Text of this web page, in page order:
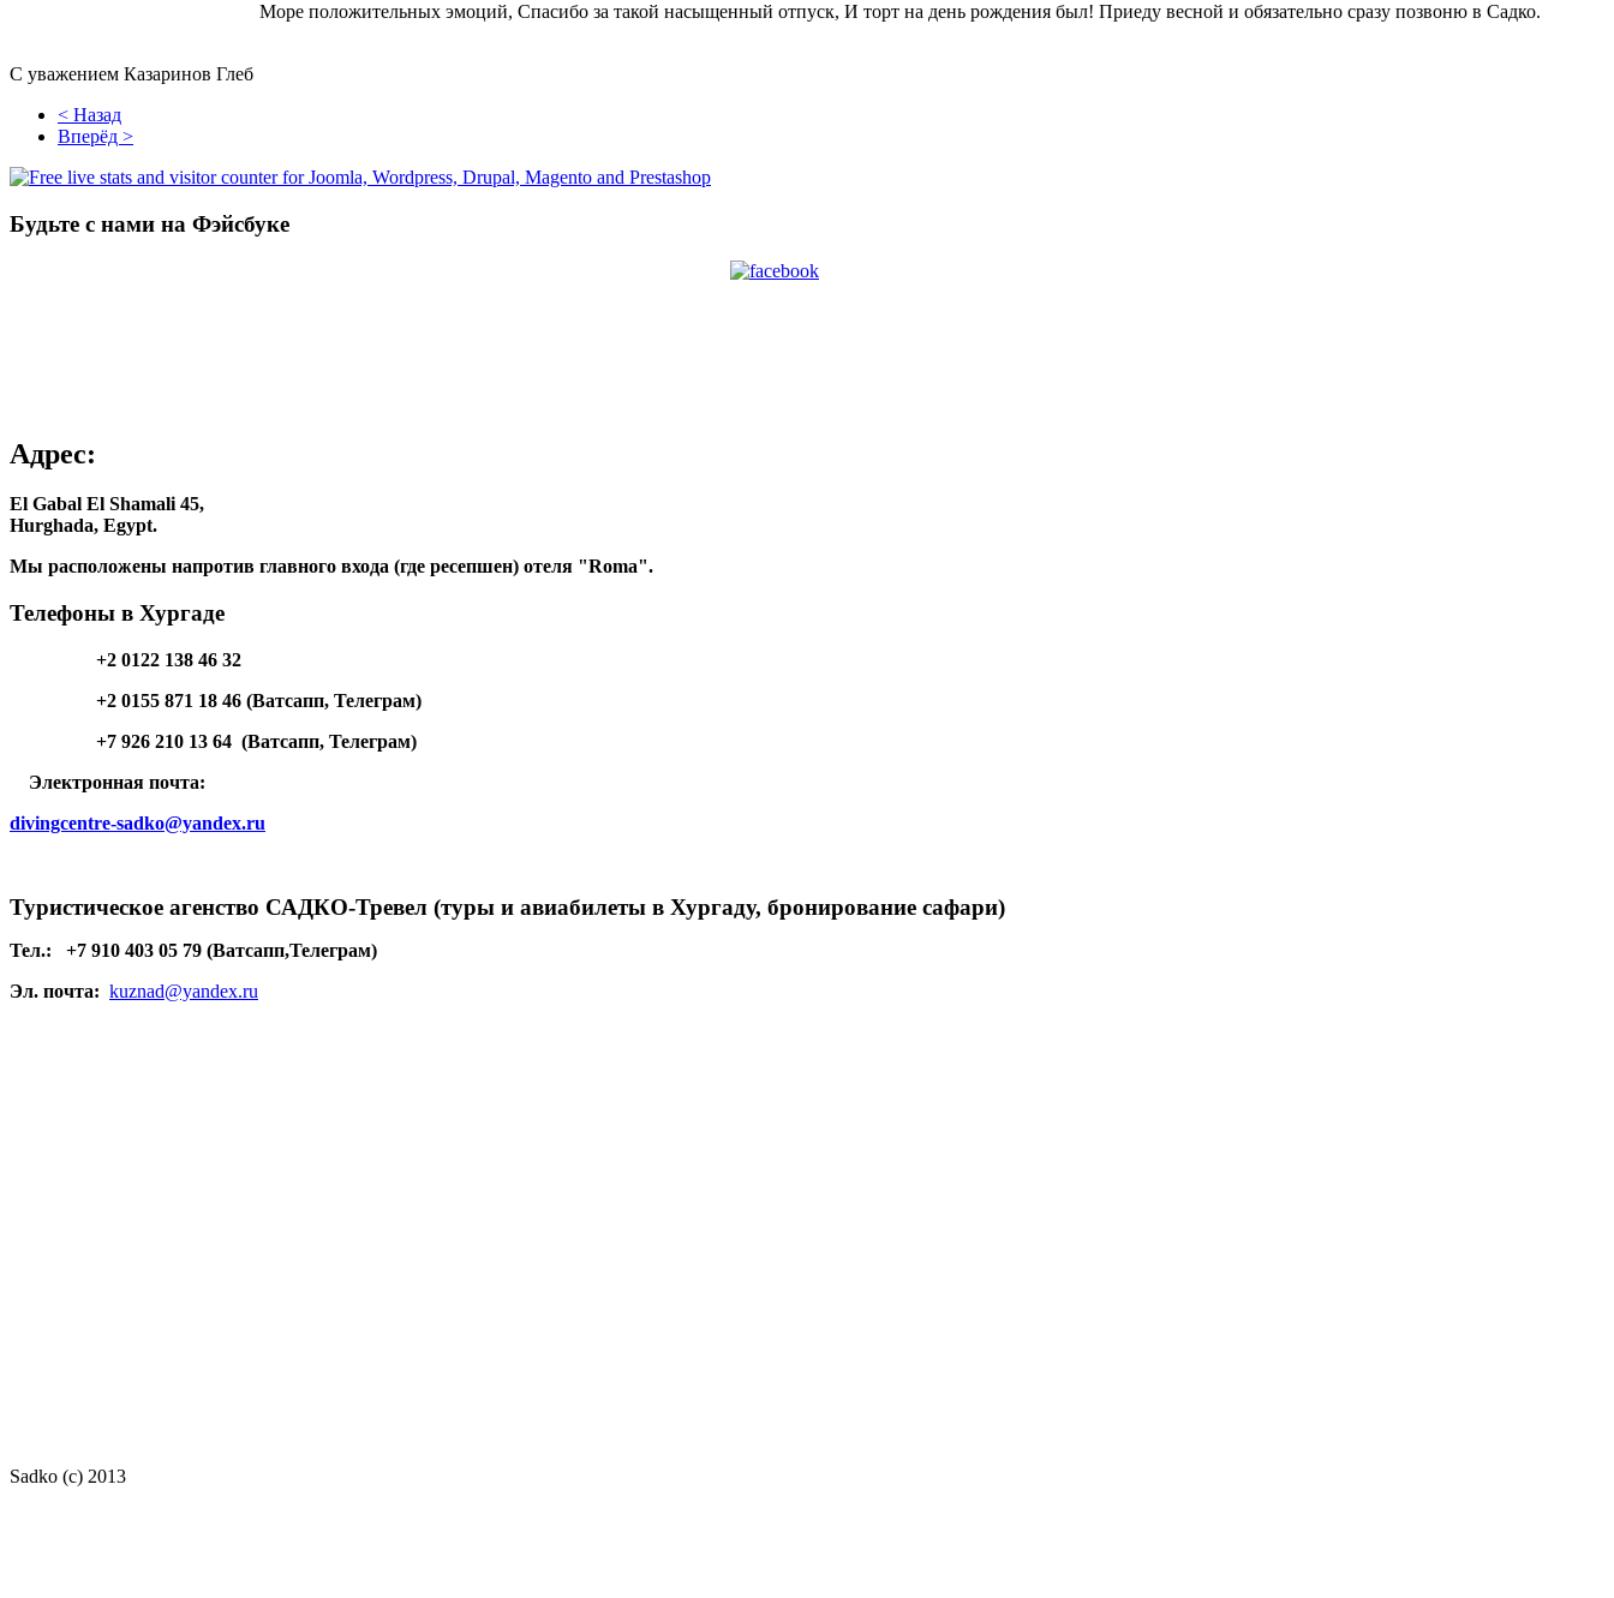
Море положительных эмоций, Спасибо за такой насыщенный отпуск, И торт на день рождения был! Приеду весной и обязательно сразу позвоню в Садко.
С уважением Казаринов Глеб
< Назад
Вперёд >
Будьте с нами на Фэйсбуке
Адрес:
El Gabal El Shamali 45,
Hurghada, Egypt.
Мы расположены напротив главного входа (где ресепшен) отеля "Roma".
Телефоны в Хургаде
+2 0122 138 46 32
+2 0155 871 18 46 (Ватсапп, Телеграм)
+7 926 210 13 64 (Ватсапп, Телеграм)
Электронная почта:
divingcentre-sadko@yandex.ru
Туристическое агенство САДКО-Тревел (туры и авиабилеты в Хургаду, бронирование сафари)
Тел.:
+7 910 403 05 79 (Ватсапп,Телеграм)
Эл. почта: kuznad@yandex.ru
Sadko (c) 2013